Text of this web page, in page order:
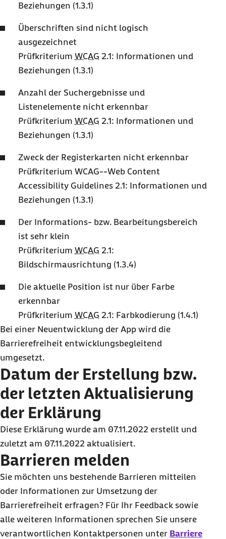
Beziehungen (1.3.1)
Überschriften sind nicht logisch
ausgezeichnet
Prüfkriterium WCAG 2.1: Informationen und
Beziehungen (1.3.1)
Anzahl der Suchergebnisse und
Listenelemente nicht erkennbar
Prüfkriterium WCAG 2.1: Informationen und
Beziehungen (1.3.1)
Zweck der Registerkarten nicht erkennbar
Prüfkriterium WCAG--Web Content
Accessibility Guidelines 2.1: Informationen und
Beziehungen (1.3.1)
Der Informations- bzw. Bearbeitungsbereich
ist sehr klein
Prüfkriterium WCAG 2.1:
Bildschirmausrichtung (1.3.4)
Die aktuelle Position ist nur über Farbe
erkennbar
Prüfkriterium WCAG 2.1: Farbkodierung (1.4.1)
Bei einer Neuentwicklung der App wird die
Barrierefreiheit entwicklungsbegleitend
umgesetzt.
Datum der Erstellung bzw.
der letzten Aktualisierung
der Erklärung
Diese Erklärung wurde am 07.11.2022 erstellt und
zuletzt am 07.11.2022 aktualisiert.
Barrieren melden
Sie möchten uns bestehende Barrieren mitteilen
oder Informationen zur Umsetzung der
Barrierefreiheit erfragen? Für Ihr Feedback sowie
alle weiteren Informationen sprechen Sie unsere
verantwortlichen Kontaktpersonen unter Barriere